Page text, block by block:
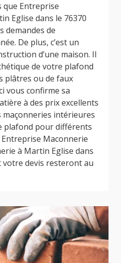
Entreprise
Eglise dans le 76370
demandes de
De plus, c’est un
d’une maison. Il
de votre plafond
plâtres ou de faux
vous confirme sa
à des prix excellents
intérieures
plafond pour différents
Maconnerie
à Martin Eglise dans
votre devis resteront au